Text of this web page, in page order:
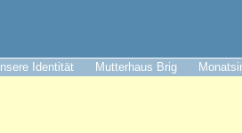
Identität Mutterhaus Brig